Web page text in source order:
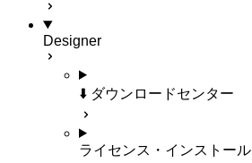
Designer
⬇️ ダウンロードセンター
ライセンス・インストール